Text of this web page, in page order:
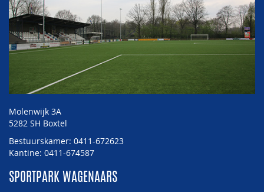
Molenwijk 3A
5282 SH Boxtel
Bestuurskamer: 0411-672623
Kantine: 0411-674587
SPORTPARK WAGENAARS